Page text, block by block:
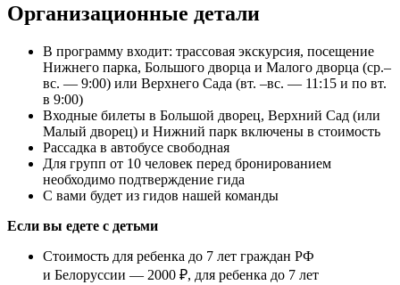
Организационные детали
В программу входит: трассовая экскурсия, посещение
Нижнего парка, Большого дворца и Малого дворца (ср.–
вс. — 9:00) или Верхнего Сада (вт. –вс. — 11:15 и по вт.
в 9:00)
Входные билеты в Большой дворец, Верхний Сад (или
Малый дворец) и Нижний парк включены в стоимость
Рассадка в автобусе свободная
Для групп от 10 человек перед бронированием
необходимо подтверждение гида
С вами будет из гидов нашей команды
Если вы едете с детьми
Стоимость для ребенка до 7 лет граждан РФ
и Белоруссии — 2000 ₽, для ребенка до 7 лет